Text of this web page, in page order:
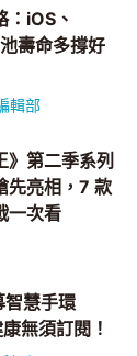
：iOS、
壽命多撐好
輯部
》第二季系列
先亮相，7 款
一次看
慧手環
無須訂閱！